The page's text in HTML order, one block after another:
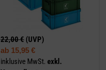
22,00 € (UVP)
ab 15,95 €
inklusive MwSt. exkl.